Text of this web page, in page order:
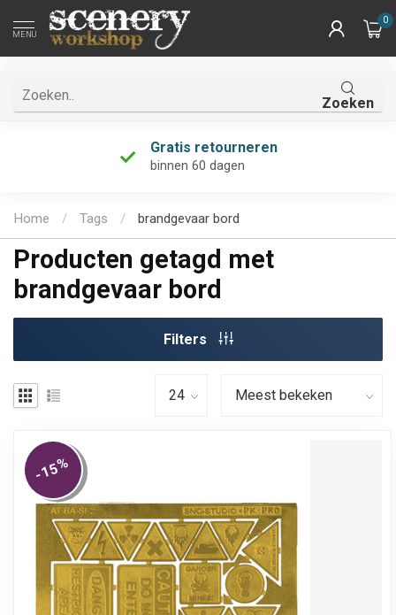
MENU
0
Zoeken
Gratis retourneren
binnen 60 dagen
Home / Tags / brandgevaar bord
Producten getagd met
brandgevaar bord
Filters
-15%